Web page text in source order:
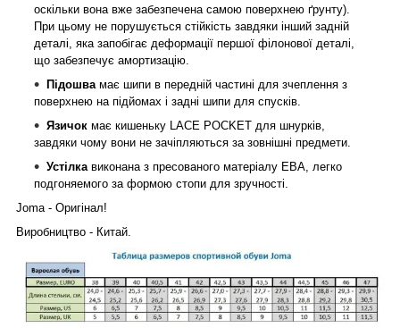
оскільки вона вже забезпечена самою поверхнею ґрунту).
При цьому не порушується стійкість завдяки інший задній
деталі, яка запобігає деформації першої філонової деталі,
що забезпечує амортизацію.
Підошва має шипи в передній частині для зчеплення з
поверхнею на підйомах і задні шипи для спусків.
Язичок має кишеньку LACE POCKET для шнурків,
завдяки чому вони не зачіпляються за зовнішні предмети.
Устілка виконана з пресованого матеріалу ЕВА, легко
подгоняемого за формою стопи для зручності.
Joma - Оригінал!
Виробництво - Китай.